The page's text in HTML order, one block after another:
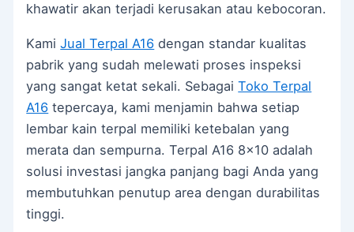
khawatir akan terjadi kerusakan atau kebocoran.
KamiJual Terpal A16 dengan standar kualitas
pabrik yang sudah melewati proses inspeksi
yang sangat ketat sekali. SebagaiToko Terpal
A16 tepercaya, kami menjamin bahwa setiap
lembar kain terpal memiliki ketebalan yang
merata dan sempurna. Terpal A16 8×10 adalah
solusi investasi jangka panjang bagi Anda yang
membutuhkan penutup area dengan durabilitas
tinggi.